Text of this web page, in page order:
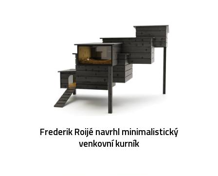
Frederik Roijé navrhl minimalistický
venkovní kurník